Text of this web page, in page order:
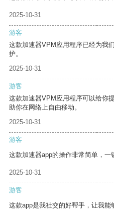
2025-10-31
游客
这款加速器VPM应用程序已经为我
护。
2025-10-31
游客
这款加速器VPM应用程序可以给你
助你在网络上自由移动。
2025-10-31
游客
这款加速器app的操作非常简单，一
2025-10-31
游客
这款app是我社交的好帮手，让我能